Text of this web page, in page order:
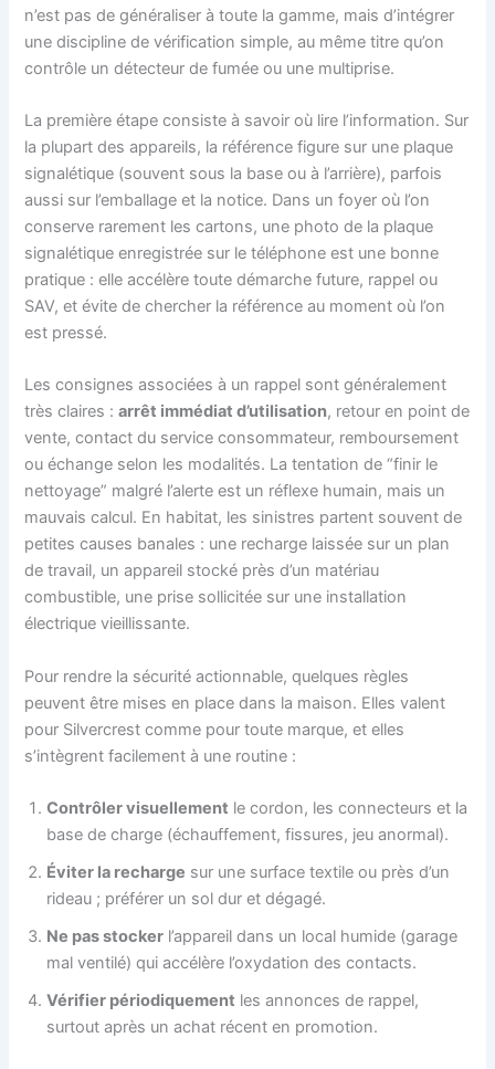
n’est pas de généraliser à toute la gamme, mais d’intégrer
une discipline de vérification simple, au même titre qu’on
contrôle un détecteur de fumée ou une multiprise.
La première étape consiste à savoir où lire l’information. Sur
la plupart des appareils, la référence figure sur une plaque
signalétique (souvent sous la base ou à l’arrière), parfois
aussi sur l’emballage et la notice. Dans un foyer où l’on
conserve rarement les cartons, une photo de la plaque
signalétique enregistrée sur le téléphone est une bonne
pratique : elle accélère toute démarche future, rappel ou
SAV, et évite de chercher la référence au moment où l’on
est pressé.
Les consignes associées à un rappel sont généralement
très claires :arrêt immédiat d’utilisation, retour en point de
vente, contact du service consommateur, remboursement
ou échange selon les modalités. La tentation de “finir le
nettoyage” malgré l’alerte est un réflexe humain, mais un
mauvais calcul. En habitat, les sinistres partent souvent de
petites causes banales : une recharge laissée sur un plan
de travail, un appareil stocké près d’un matériau
combustible, une prise sollicitée sur une installation
électrique vieillissante.
Pour rendre la sécurité actionnable, quelques règles
peuvent être mises en place dans la maison. Elles valent
pour Silvercrest comme pour toute marque, et elles
s’intègrent facilement à une routine :
Contrôler visuellement le cordon, les connecteurs et la
base de charge (échauffement, fissures, jeu anormal).
Éviter la recharge sur une surface textile ou près d’un
rideau ; préférer un sol dur et dégagé.
Ne pas stocker l’appareil dans un local humide (garage
mal ventilé) qui accélère l’oxydation des contacts.
Vérifier périodiquement les annonces de rappel,
surtout après un achat récent en promotion.